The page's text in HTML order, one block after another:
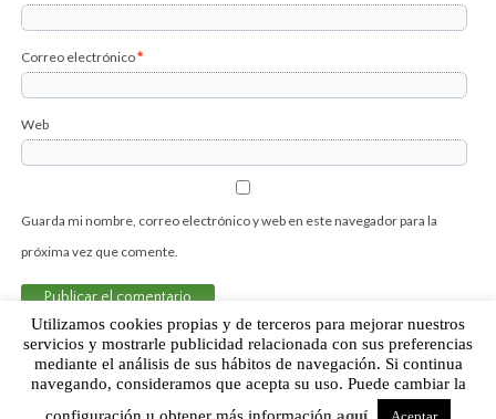
Correo electrónico*
Web
Guarda mi nombre, correo electrónico y web en este navegador para la
próxima vez que comente.
Sobre Humor Fútbol Club | Aviso legal |Contacto
Utilizamos cookies propias y de terceros para mejorar nuestros
servicios y mostrarle publicidad relacionada con sus preferencias
mediante el análisis de sus hábitos de navegación. Si continua
navegando, consideramos que acepta su uso. Puede cambiar la